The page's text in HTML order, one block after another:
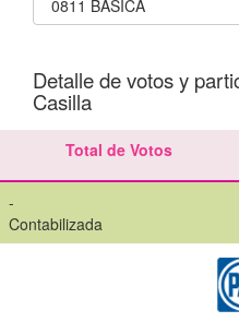
Detalle de votos y
Casilla
Total de Votos
-
Contabilizada